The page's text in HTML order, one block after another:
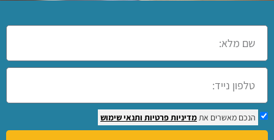
הנכם מאשרים אתמדיניות פרטיות ותנאי שימוש